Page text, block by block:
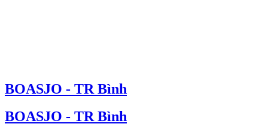
BOASJO - TR Bình
BOASJO - TR Bình